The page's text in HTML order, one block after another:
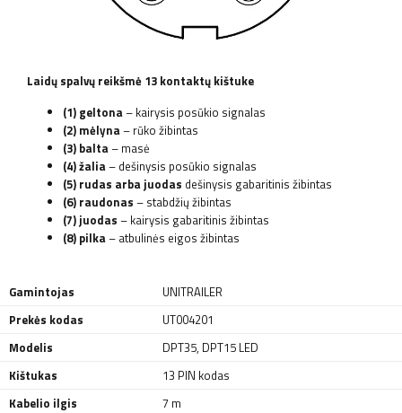
Laidų spalvų reikšmė 13 kontaktų kištuke
(1) geltona– kairysis posūkio signalas
(2) mėlyna– rūko žibintas
(3) balta– masė
(4) žalia– dešinysis posūkio signalas
(5) rudas arba juodas dešinysis gabaritinis žibintas
(6) raudonas – stabdžių žibintas
(7) juodas – kairysis gabaritinis žibintas
(8) pilka– atbulinės eigos žibintas
Gamintojas
UNITRAILER
Prekės kodas
UT004201
Modelis
DPT35, DPT15 LED
Kištukas
13 PIN kodas
Kabelio ilgis
7 m